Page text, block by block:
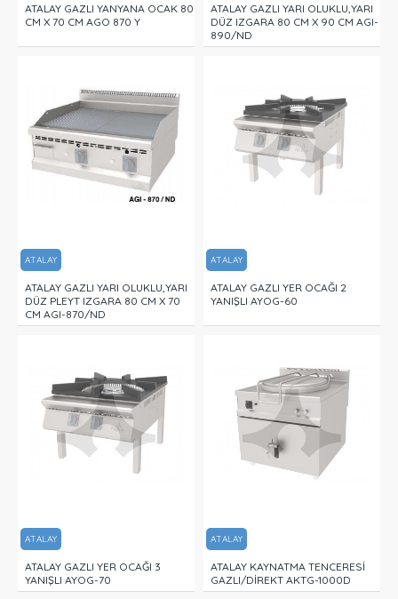
ATALAY GAZLI YANYANA OCAK 80
CM X 70 CM AGO 870 Y
ATALAY GAZLI YARI OLUKLU,YARI
DÜZ IZGARA 80 CM X 90 CM AGI-
890/ND
ATALAY
ATALAY GAZLI YARI OLUKLU,YARI
DÜZ PLEYT IZGARA 80 CM X 70
CM AGI-870/ND
ATALAY
ATALAY GAZLI YER OCAĞI 2
YANIŞLI AYOG-60
ATALAY
ATALAY GAZLI YER OCAĞI 3
YANIŞLI AYOG-70
ATALAY
ATALAY KAYNATMA TENCERESİ
GAZLI/DİREKT AKTG-1000D